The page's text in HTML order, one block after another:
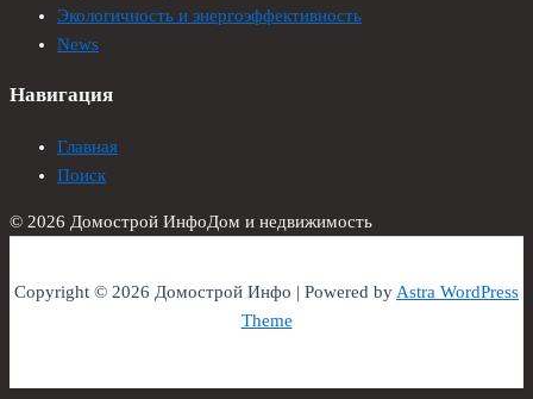
Экологичность и энергоэффективность
News
Навигация
Главная
Поиск
© 2026 Домострой ИнфоДом и недвижимость
Copyright © 2026 Домострой Инфо | Powered byAstra WordPress
Theme